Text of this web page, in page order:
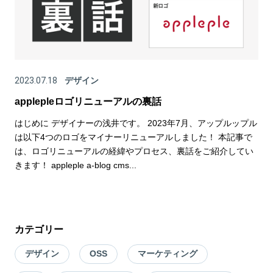
2023.07.18 デザイン
applepleロゴリニューアルの裏話
はじめに デザイナーの浅井です。 2023年7月、アップルップル
は以下4つのロゴをマイナーリニューアルしました！ 本記事で
は、ロゴリニューアルの経緯やプロセス、裏話をご紹介してい
きます！ appleple a-blog cms...
カテゴリー
デザイン OSS マーケティング